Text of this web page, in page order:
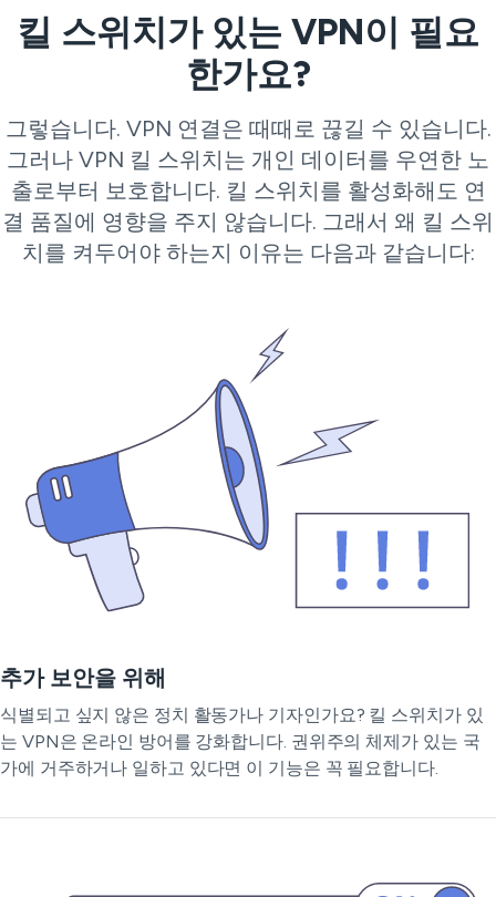
킬 스위치가 있는 VPN이 필요
한가요?
그렇습니다. VPN 연결은 때때로 끊길 수 있습니다.
그러나 VPN 킬 스위치는 개인 데이터를 우연한 노
출로부터 보호합니다. 킬 스위치를 활성화해도 연
결 품질에 영향을 주지 않습니다. 그래서 왜 킬 스위
치를 켜두어야 하는지 이유는 다음과 같습니다:
추가 보안을 위해
식별되고 싶지 않은 정치 활동가나 기자인가요? 킬 스위치가 있
는 VPN은 온라인 방어를 강화합니다. 권위주의 체제가 있는 국
가에 거주하거나 일하고 있다면 이 기능은 꼭 필요합니다.